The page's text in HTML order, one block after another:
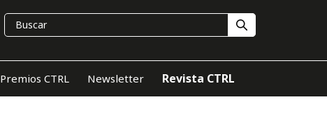
Premios CTRL Newsletter Revista CTRL